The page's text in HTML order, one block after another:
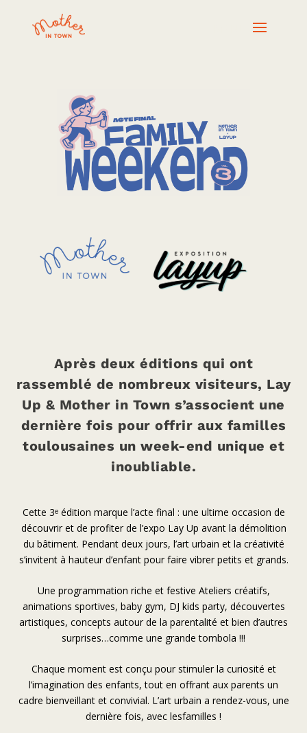
Après deux éditions qui ont
rassemblé de nombreux visiteurs, Lay
Up & Mother in Town s’associent une
dernière fois pour offrir aux familles
toulousaines un week-end unique et
inoubliable.
Cette 3ᵉ édition marque l’acte final : une ultime occasion de
découvrir et de profiter de l’expo Lay Up avant la démolition
du bâtiment. Pendant deux jours, l’art urbain et la créativité
s’invitent à hauteur d’enfant pour faire vibrer petits et grands.
Une programmation riche et festive Ateliers créatifs,
animations sportives, baby gym, DJ kids party, découvertes
artistiques, concepts autour de la parentalité et bien d’autres
surprises…comme une grande tombola !!!
Chaque moment est conçu pour stimuler la curiosité et
l’imagination des enfants, tout en offrant aux parents un
cadre bienveillant et convivial. L’art urbain a rendez-vous, une
dernière fois, avec lesfamilles !